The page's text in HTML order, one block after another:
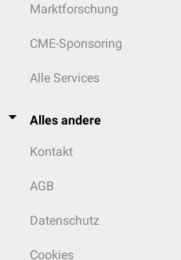
Marktforschung
CME-Sponsoring
Alle Services
Alles andere
Kontakt
AGB
Datenschutz
Cookies